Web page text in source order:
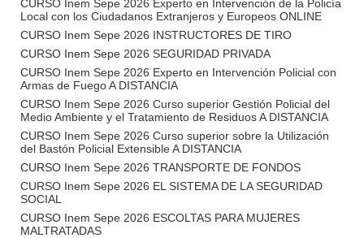
CURSO Inem Sepe 2026 Experto en Intervención de la Policía
Local con los Ciudadanos Extranjeros y Europeos ONLINE
CURSO Inem Sepe 2026 INSTRUCTORES DE TIRO
CURSO Inem Sepe 2026 SEGURIDAD PRIVADA
CURSO Inem Sepe 2026 Experto en Intervención Policial con
Armas de Fuego A DISTANCIA
CURSO Inem Sepe 2026 Curso superior Gestión Policial del
Medio Ambiente y el Tratamiento de Residuos A DISTANCIA
CURSO Inem Sepe 2026 Curso superior sobre la Utilización
del Bastón Policial Extensible A DISTANCIA
CURSO Inem Sepe 2026 TRANSPORTE DE FONDOS
CURSO Inem Sepe 2026 EL SISTEMA DE LA SEGURIDAD
SOCIAL
CURSO Inem Sepe 2026 ESCOLTAS PARA MUJERES
MALTRATADAS